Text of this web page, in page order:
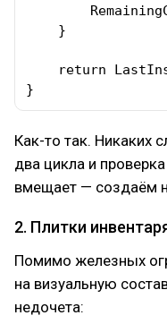
    }
return
}
Как-то так. Никаких
два цикла и
вмещает — создаём
2. Плитки
Помимо железных
на визуальную
недочета: